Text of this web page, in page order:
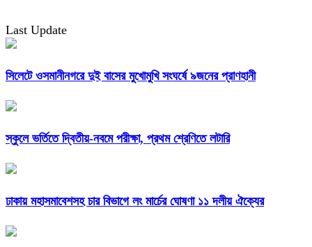
Last Update
সিলেটে ওসমানীনগরে দুই বাসের মুখোমুখি সংঘর্ষে ৯জনের প্রাণহানী
স্কুলে ভর্তিতে দ্বিতীয়-নবমে পরীক্ষা, প্রথম শ্রেণিতে লটারি
ঢাকায় মহাসমাবেশসহ চার বিভাগে লং মার্চের ঘোষণা ১১ দলীয় ঐক্যের